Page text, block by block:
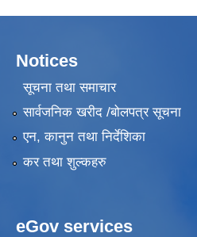
Notices
सूचना तथा समाचार
सार्वजनिक खरीद /बोलपत्र सूचना
एन, कानुन तथा निर्देशिका
कर तथा शुल्कहरु
eGov services